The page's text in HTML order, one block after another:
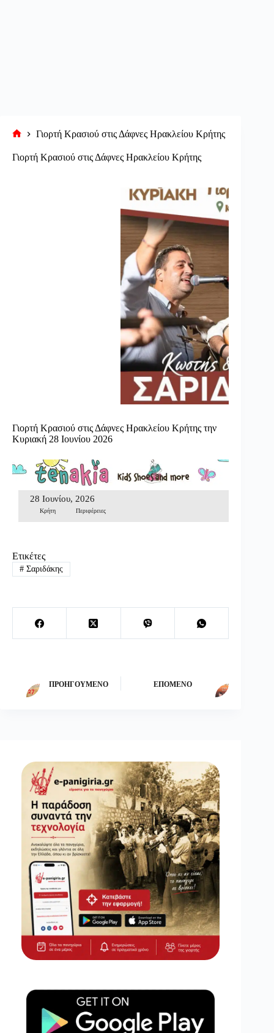
σελίδα
Γιορτή Κρασιού στις Δάφνες Ηρακλείου Κρήτης
Γιορτή Κρασιού στις Δάφνες Ηρακλείου Κρήτης
Γιορτή Κρασιού στις Δάφνες Ηρακλείου Κρήτης την
Κυριακή 28 Ιουνίου 2026
28 Ιουνίου, 2026
Κρήτη Περιφέρειες
Ετικέτες
#Σαριδάκης
ΠΡΟΗΓΟΎΜΕΝΟ ΕΠΌΜΕΝΟ